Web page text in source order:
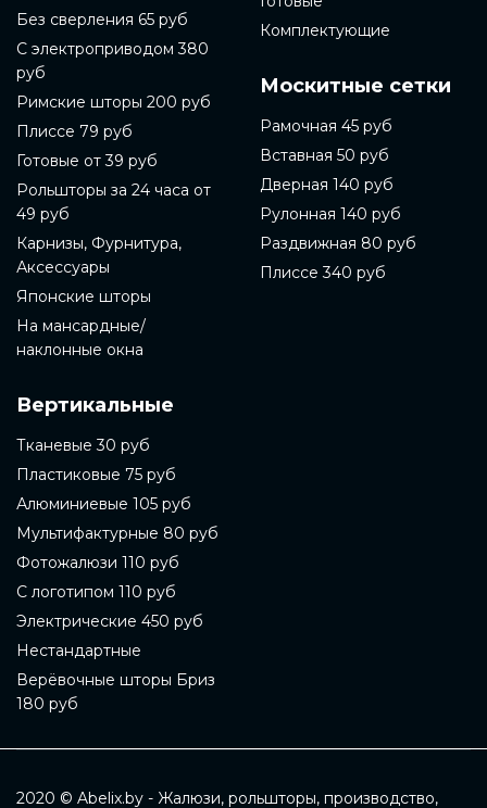
Без сверления 65 руб
С электроприводом 380
руб
Римские шторы 200 руб
Плиссе 79 руб
Готовые от 39 руб
Рольшторы за 24 часа от
49 руб
Карнизы, Фурнитура,
Аксессуары
Японские шторы
На мансардные/
наклонные окна
Вертикальные
Тканевые 30 руб
Пластиковые 75 руб
Алюминиевые 105 руб
Мультифактурные 80 руб
Фотожалюзи 110 руб
С логотипом 110 руб
Электрические 450 руб
Нестандартные
Верёвочные шторы Бриз
180 руб
Комплектующие
Москитные сетки
Рамочная 45 руб
Вставная 50 руб
Дверная 140 руб
Рулонная 140 руб
Раздвижная 80 руб
Плиссе 340 руб
2020 © Abelix.by - Жалюзи, рольшторы, производство,